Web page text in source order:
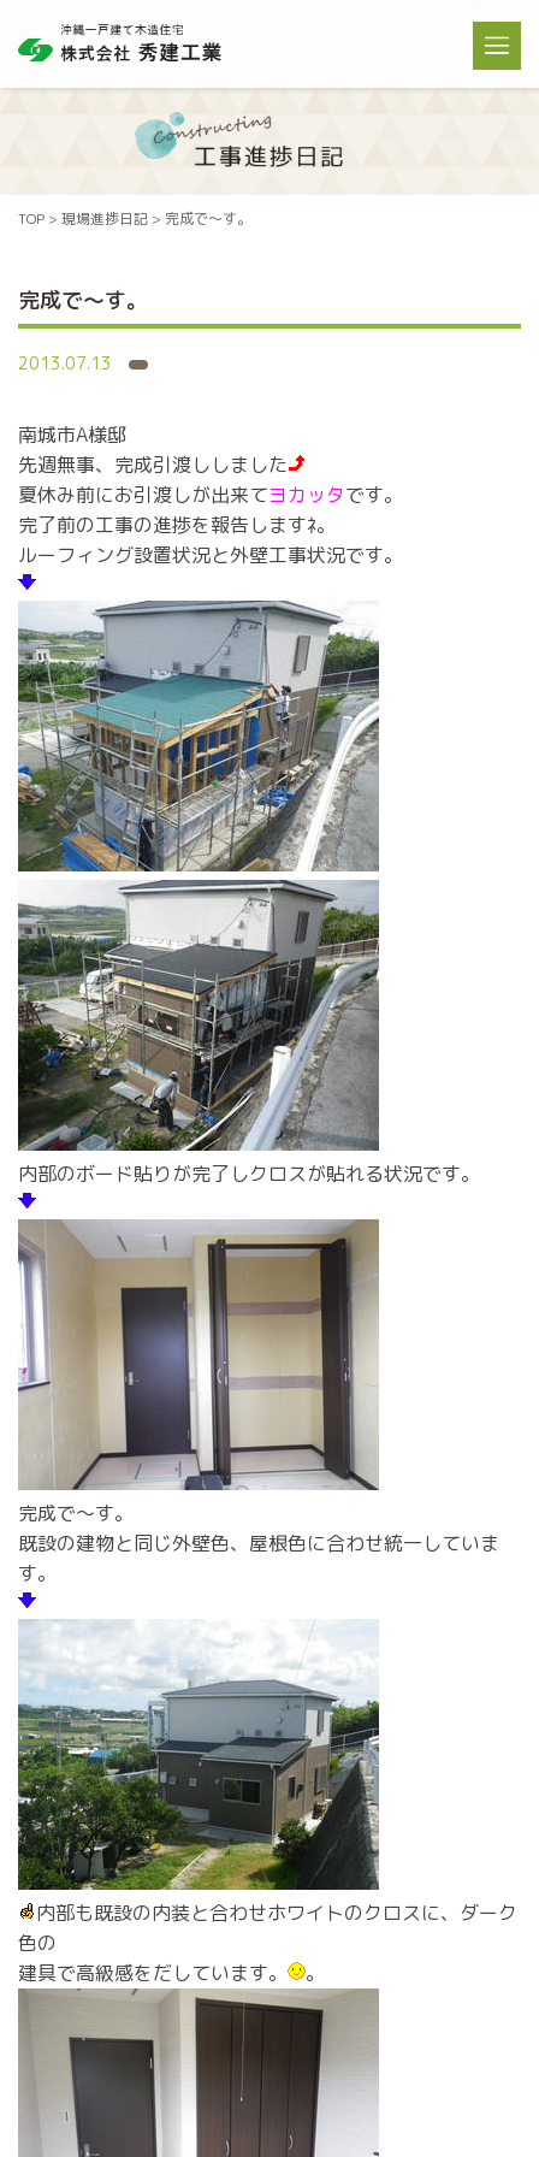
TOP > 現場進捗日記 > 完成で～す。
完成で～す。
2013.07.13
南城市A様邸
先週無事、完成引渡ししました
夏休み前にお引渡しが出来てヨカッタです。
完了前の工事の進捗を報告しますﾈ。
ルーフィング設置状況と外壁工事状況です。
内部のボード貼りが完了しクロスが貼れる状況です。
完成で～す。
既設の建物と同じ外壁色、屋根色に合わせ統一していま
す。
内部も既設の内装と合わせホワイトのクロスに、ダーク
色の
建具で高級感をだしています。
。